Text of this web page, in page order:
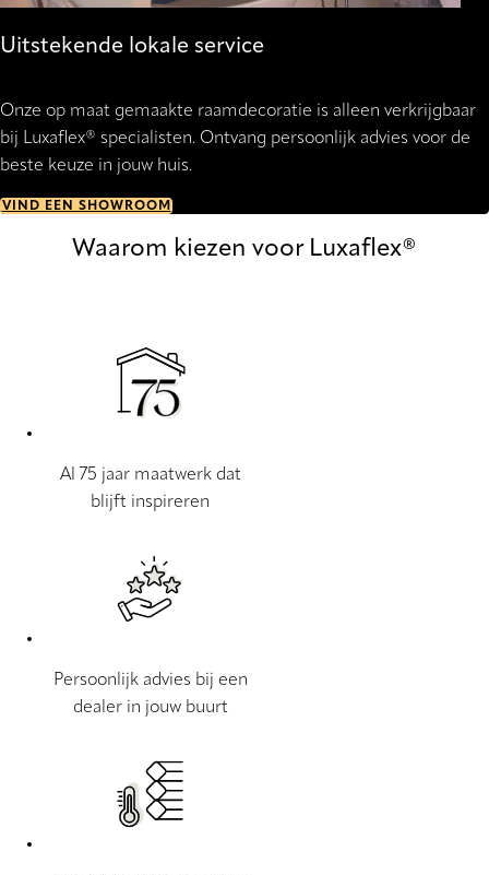
Uitstekende lokale service
Onze op maat gemaakte raamdecoratie is alleen verkrijgbaar
bij Luxaflex® specialisten. Ontvang persoonlijk advies voor de
beste keuze in jouw huis.
VIND EEN SHOWROOM
Waarom kiezen voor Luxaflex®
Al 75 jaar maatwerk dat
blijft inspireren
Persoonlijk advies bij een
dealer in jouw buurt